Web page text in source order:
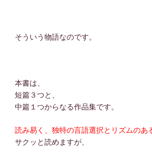
そういう物語なのです。
本書は、
短篇３つと、
中篇１つからなる作品集です。
読み易く、独特の言語選択とリズムのあ
サクッと読めますが、